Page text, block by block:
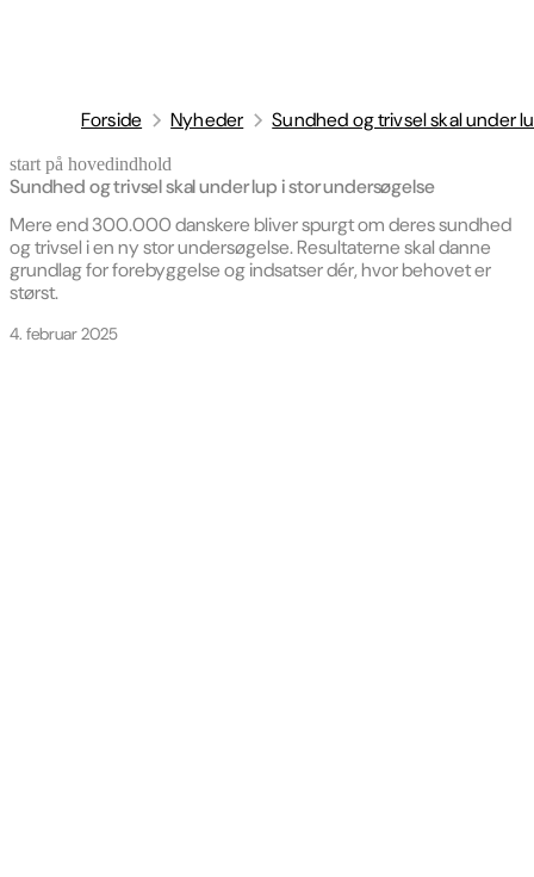
Forside Nyheder Sundhed og trivsel skal under
start på hovedindhold
Sundhed og trivsel skal under lup i stor undersøgelse
Mere end 300.000 danskere bliver spurgt om deres sundhed
og trivsel i en ny stor undersøgelse. Resultaterne skal danne
grundlag for forebyggelse og indsatser dér, hvor behovet er
størst.
4. februar 2025
senest opdateret 7. april 2026